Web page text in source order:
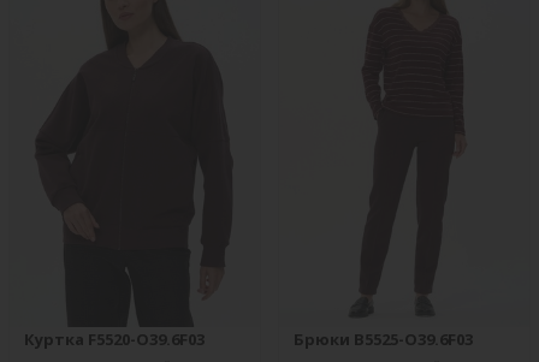
Куртка F5520-O39.6F03 Брюки B5525-O39.6F03